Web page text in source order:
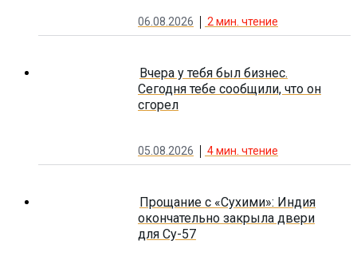
06.08.2026 2 мин. чтение
Вчера у тебя был бизнес.
Сегодня тебе сообщили, что он
сгорел
05.08.2026 4мин. чтение
Прощание с «Сухими»: Индия
окончательно закрыла двери
для Су-57